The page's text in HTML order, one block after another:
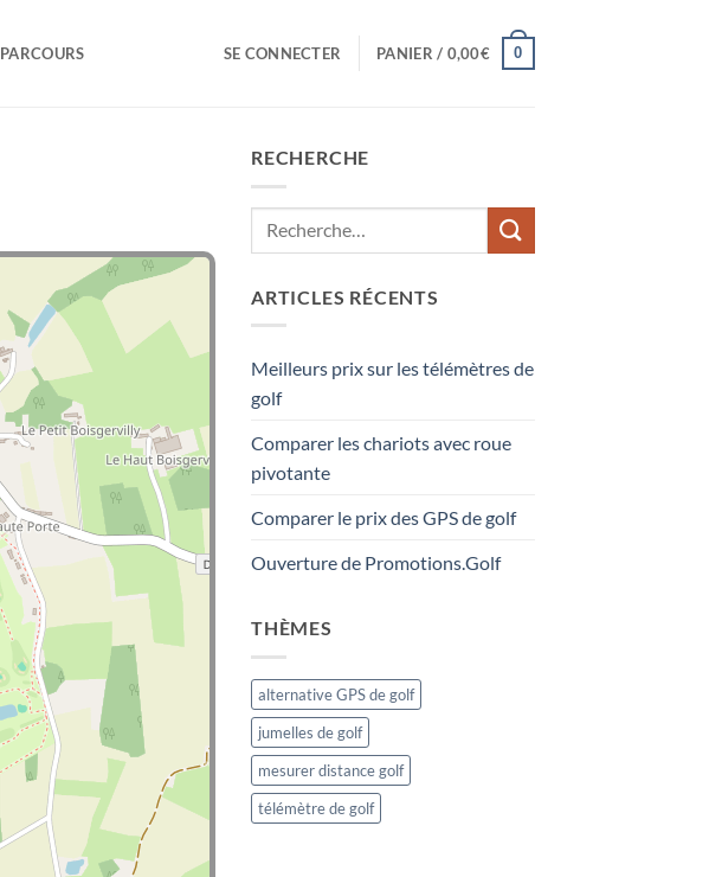
PARCOURS SE CONNECTER PANIER / 0,00€ 0
RECHERCHE
ARTICLES RÉCENTS
Meilleurs prix sur les télémètres de
golf
Comparer les chariots avec roue
pivotante
Comparer le prix des GPS de golf
Ouverture de Promotions.Golf
THÈMES
alternative GPS de golf
jumelles de golf
mesurer distance golf
télémètre de golf